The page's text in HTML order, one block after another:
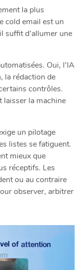
la plus
cold email est un
suffit d’allumer une
Oui, l’IA
la rédaction de
contrôles.
laisser la machine
un pilotage
listes se fatiguent.
mieux que
réceptifs. Les
ou au contraire
observer, arbitrer